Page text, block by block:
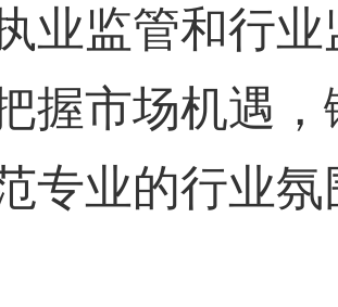
业监管和行
握市场机遇
专业的行业